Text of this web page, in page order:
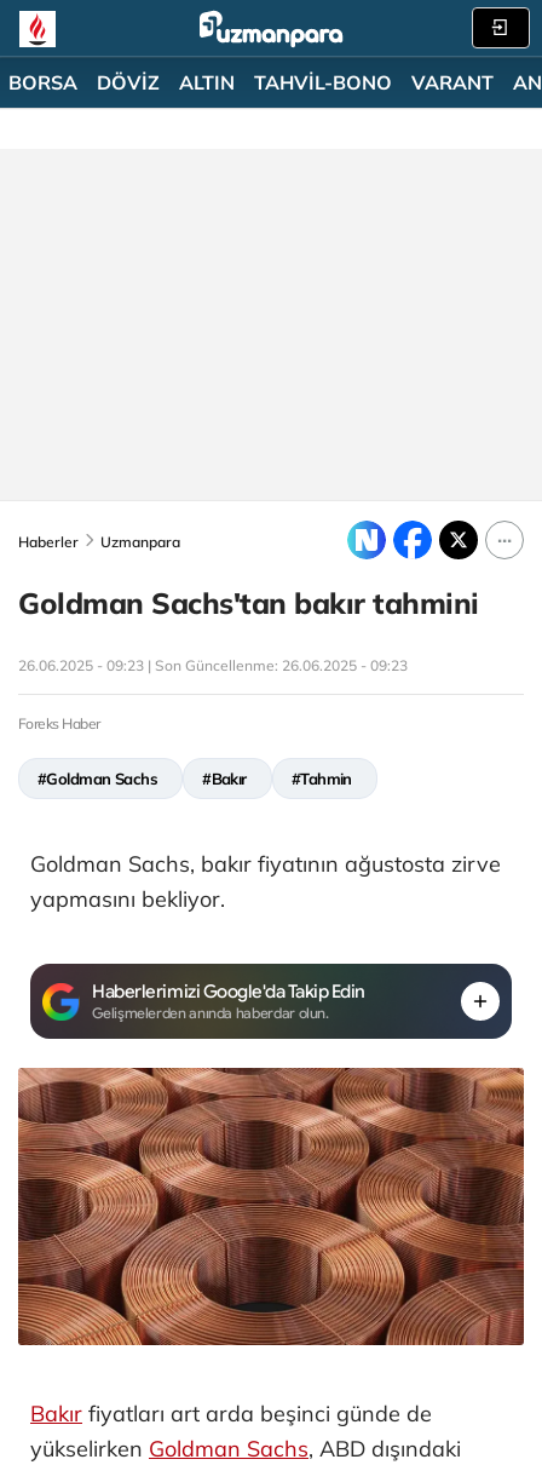
BORSA DÖVİZ ALTIN TAHVİL-BONO VARANT
Haberler Uzmanpara
Goldman Sachs'tan bakır tahmini
26.06.2025 - 09:23 | Son Güncellenme: 26.06.2025 - 09:23
Foreks Haber
#Goldman Sachs #Bakır #Tahmin
Goldman Sachs, bakır fiyatının ağustosta zirve
yapmasını bekliyor.
Haberlerimizi Google'da Takip Edin
Gelişmelerden anında haberdar olun.
Bakır fiyatları art arda beşinci günde de
yükselirken Goldman Sachs, ABD dışındaki